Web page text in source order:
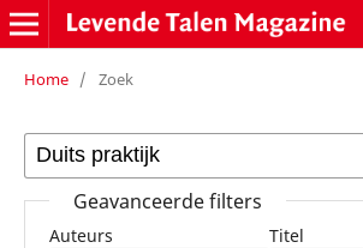
Home / Zoek
Geavanceerde filters
Auteurs Titel